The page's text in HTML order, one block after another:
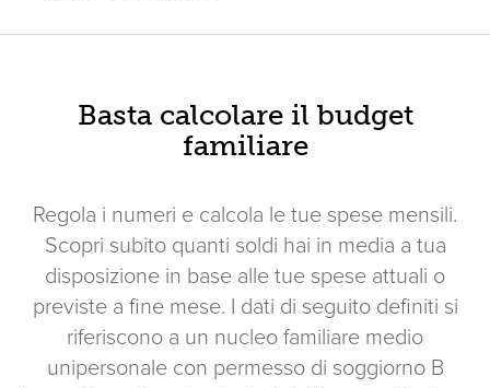
Basta calcolare il budget
familiare
Regola i numeri e calcola le tue spese mensili.
Scopri subito quanti soldi hai in media a tua
disposizione in base alle tue spese attuali o
previste a fine mese. I dati di seguito definiti si
riferiscono a un nucleo familiare medio
unipersonale con permesso di soggiorno B